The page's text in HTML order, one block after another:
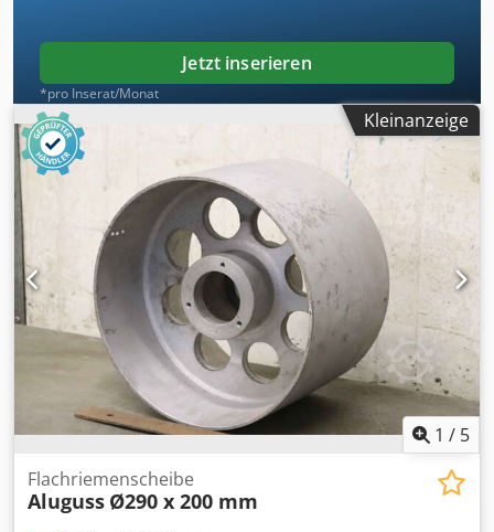
Jetzt inserieren
*pro Inserat/Monat
Kleinanzeige
1 / 5
Flachriemenscheibe
Aluguss Ø290 x 200 mm